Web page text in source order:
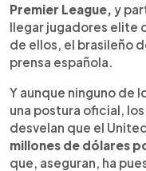
Premier League, y
llegar jugadores elite
de ellos, el brasileño
prensa española.
Y aunque ninguno de
una postura oficial,
desvelan que el
millones de dólares
que, aseguran, ha